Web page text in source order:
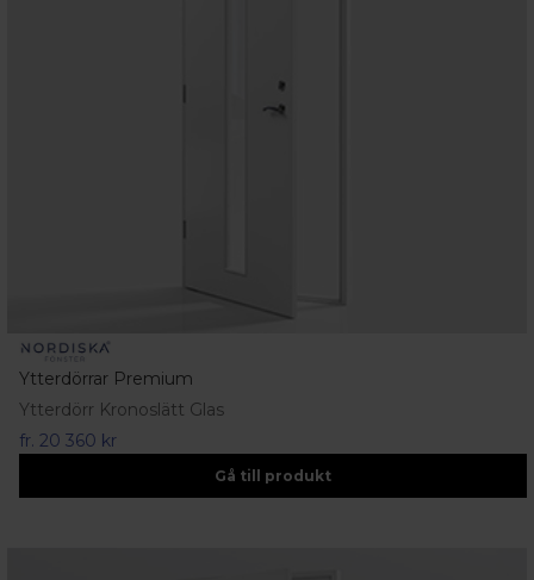
Ytterdörrar Premium
Ytterdörr Kronoslätt Glas
fr. 20 360 kr
Gå till produkt